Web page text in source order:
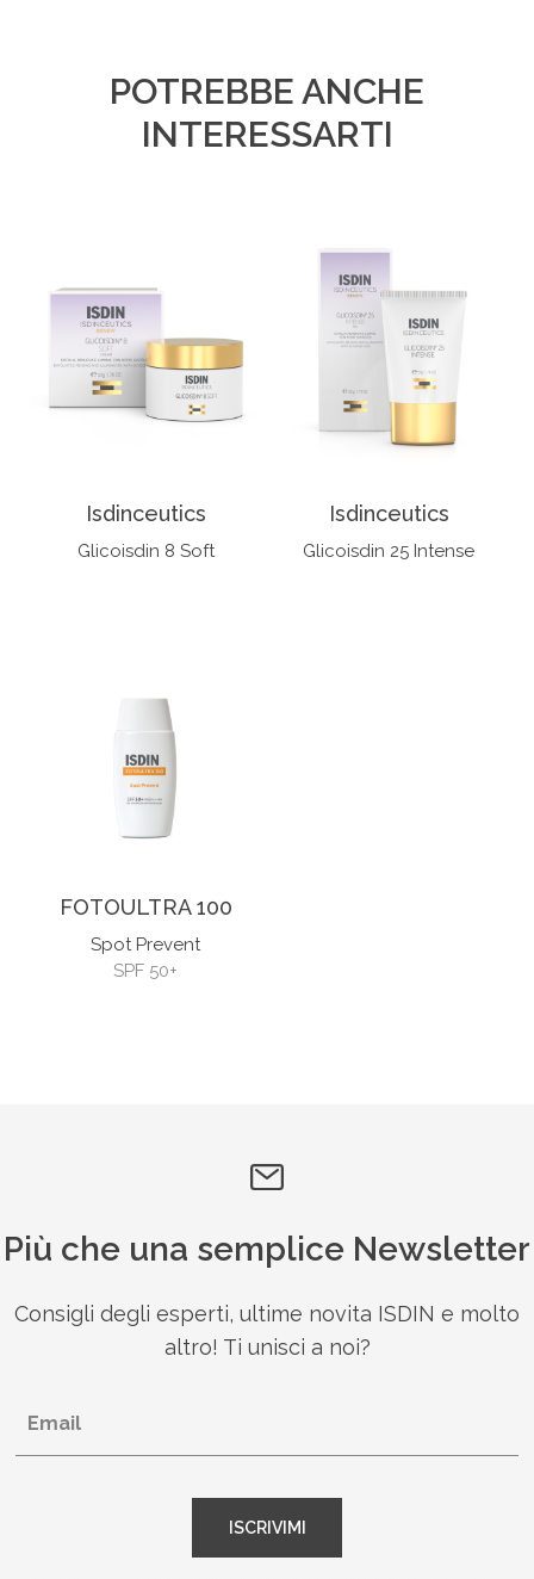
POTREBBE ANCHE
INTERESSARTI
Isdinceutics
Glicoisdin 8 Soft
Isdinceutics
Glicoisdin 25 Intense
FOTOULTRA 100
Spot Prevent
SPF 50+
Più che una semplice Newsletter
Consigli degli esperti, ultime novita ISDIN e molto
altro! Ti unisci a noi?
Email
ISCRIVIMI